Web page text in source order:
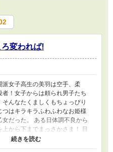
変われば!
派女子高生の美羽は空手、柔
者！女子からは頼られ男子たち
そんなたくましくもちょっぴり
つはキラキラふわふわなお姫様
女だった。 ある日体調不良から
上から下までまっさかさま！ 目
ふわふわキラキラな憧れのお姫
んて素敵な夢かしら！と思っ